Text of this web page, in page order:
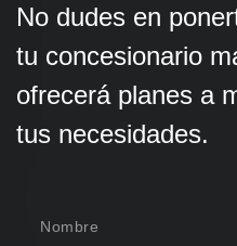
No dudes en
tu concesionario
ofrecerá planes a
tus necesidades.
Nombre